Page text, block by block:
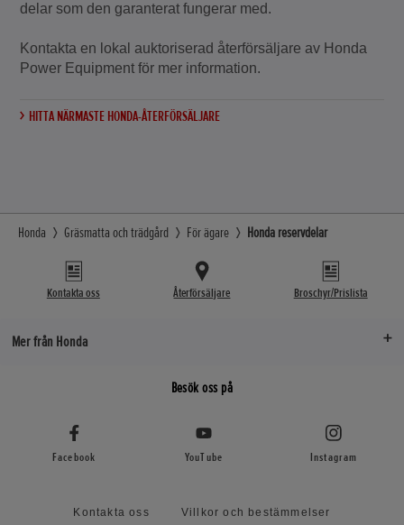
delar som den garanterat fungerar med.
Kontakta en lokal auktoriserad återförsäljare av Honda
Power Equipment för mer information.
HITTA NÄRMASTE HONDA-ÅTERFÖRSÄLJARE
Honda Gräsmatta och trädgård För ägare Honda reservdelar
Kontakta oss Återförsäljare Broschyr/Prislista
Mer från Honda
Besök oss på
Facebook YouTube Instagram
Kontakta oss Villkor och bestämmelser